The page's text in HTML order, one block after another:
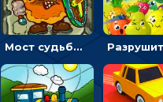
Мост судьбы: прыгать по платформам и бить молотом орков